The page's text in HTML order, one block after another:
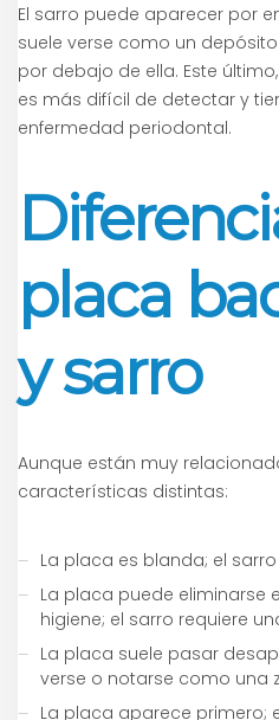
El sarro puede aparecer por
suele verse como un
por debajo de ella. Este
es más difícil de detectar y
enfermedad periodontal.
placa
y sarro
Aunque están muy
características distintas:
La placa es blanda; el
La placa puede eliminarse
higiene; el sarro requiere
La placa suele pasar
verse o notarse como una
La placa aparece primero;